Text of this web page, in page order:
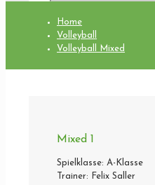
Home
Volleyball
Volleyball Mixed
Mixed 1
Spielklasse: A-Klasse
Trainer: Felix Saller